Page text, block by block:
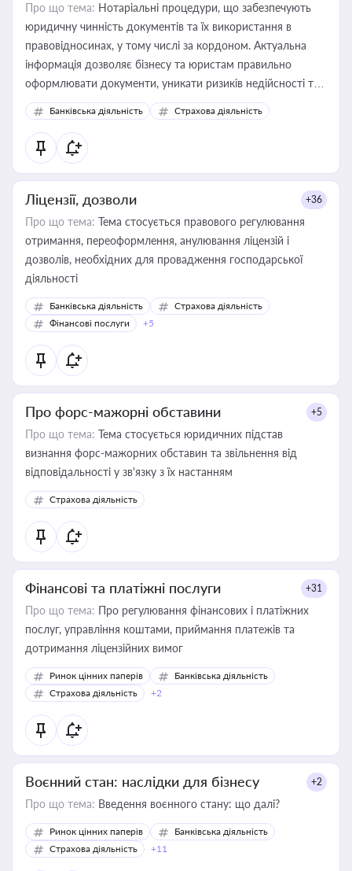
Про що тема: Нотаріальні процедури, що забезпечують
юридичну чинність документів та їх використання в
правовідносинах, у тому числі за кордоном. Актуальна
інформація дозволяє бізнесу та юристам правильно
оформлювати документи, уникати ризиків недійсності та
забезпечувати їх належне прийняття органами влади та
контрагентами
Банківська діяльність Страхова діяльність
Ліцензії, дозволи +36
Про що тема: Тема стосується правового регулювання
отримання, переоформлення, анулювання ліцензій і
дозволів, необхідних для провадження господарської
діяльності
Банківська діяльність
Страхова діяльність
Фінансові послуги
+5
Про форс-мажорні обставини +5
Про що тема: Тема стосується юридичних підстав
визнання форс-мажорних обставин та звільнення від
відповідальності у зв'язку з їх настанням
Страхова діяльність
Фінансові та платіжні послуги +31
Про що тема: Про регулювання фінансових і платіжних
послуг, управління коштами, приймання платежів та
дотримання ліцензійних вимог
Ринок цінних паперів
Банківська діяльність
Страхова діяльність
+2
Воєнний стан: наслідки для бізнесу +2
Про що тема: Введення воєнного стану: що далі?
Ринок цінних паперів
Банківська діяльність
Страхова діяльність
+11